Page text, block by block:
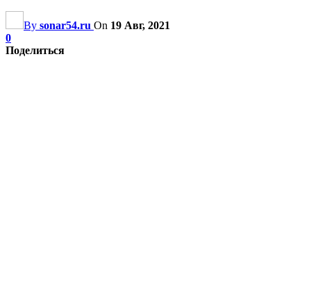
By sonar54.ru On 19 Авг, 2021
0
Поделиться